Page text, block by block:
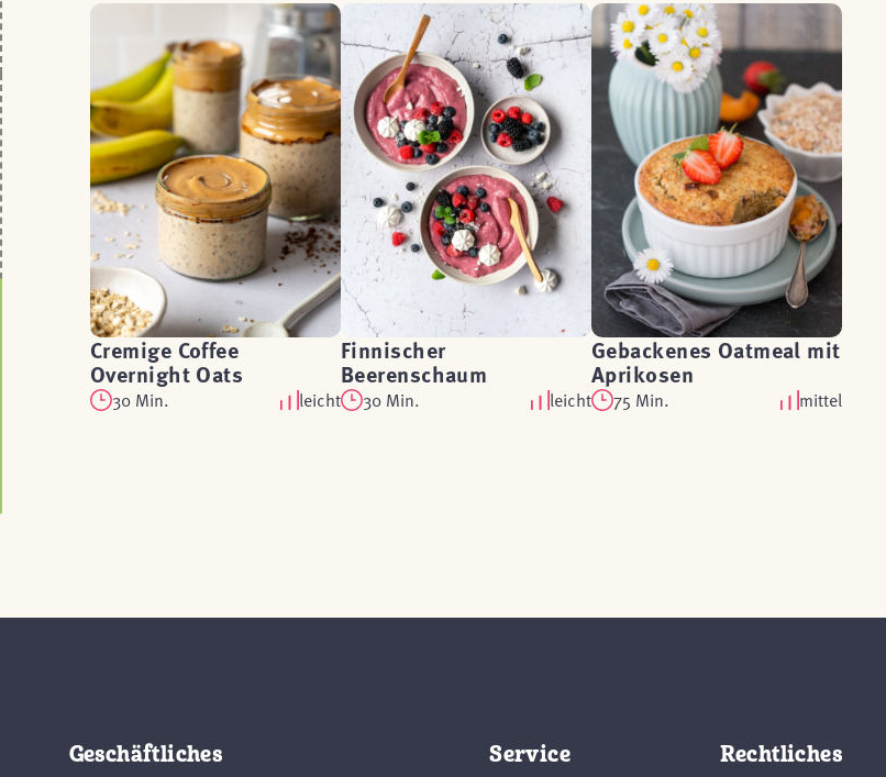
Cremige Coffee
Overnight Oats
30 Min. leicht
Finnischer
Beerenschaum
30 Min. leicht
Gebackenes Oatmeal mit
Aprikosen
75 Min. mittel
Geschäftliches Service Rechtliches